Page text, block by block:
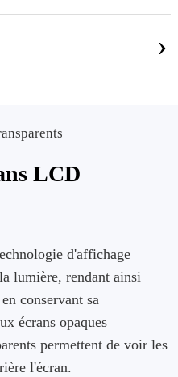
›
LCD
d'affichage
lumière, rendant ainsi
conservant sa
écrans opaques
permettent de voir les
l'écran.